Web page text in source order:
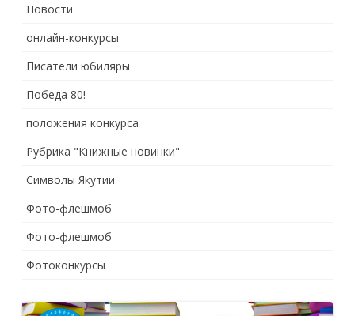
Новости
онлайн-конкурсы
Писатели юбиляры
Победа 80!
положения конкурса
Рубрика "Книжные новинки"
Символы Якутии
Фото-флешмоб
Фото-флешмоб
Фотоконкурсы